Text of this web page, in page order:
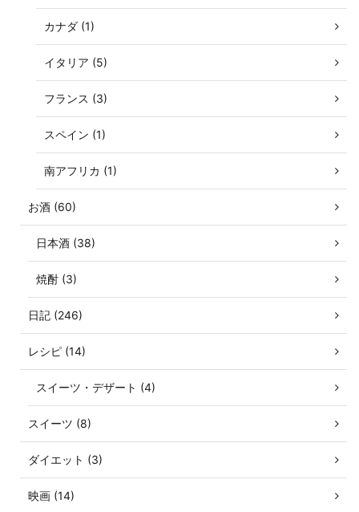
カナダ (1)
イタリア (5)
フランス (3)
スペイン (1)
南アフリカ (1)
お酒 (60)
日本酒 (38)
焼酎 (3)
日記 (246)
レシピ (14)
スイーツ・デザート (4)
スイーツ (8)
ダイエット (3)
映画 (14)